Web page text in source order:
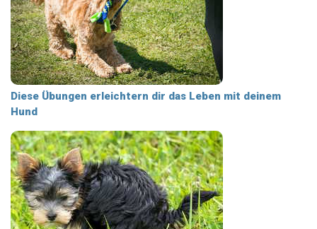
Diese Übungen erleichtern dir das Leben mit deinem
Hund